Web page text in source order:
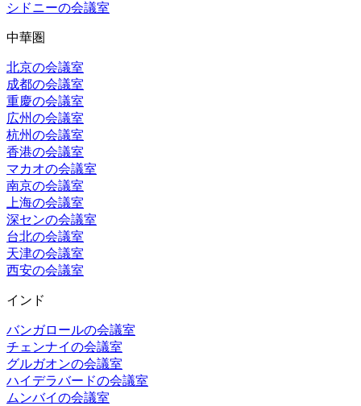
シドニーの会議室
中華圏
北京の会議室
成都の会議室
重慶の会議室
広州の会議室
杭州の会議室
香港の会議室
マカオの会議室
南京の会議室
上海の会議室
深センの会議室
台北の会議室
天津の会議室
西安の会議室
インド
バンガロールの会議室
チェンナイの会議室
グルガオンの会議室
ハイデラバードの会議室
ムンバイの会議室